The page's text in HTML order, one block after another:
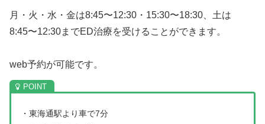
月・火・水・金は8:45〜12:30・15:30〜18:30、土は
8:45〜12:30までED治療を受けることができます。
web予約が可能です。
・東海通駅より車で7分